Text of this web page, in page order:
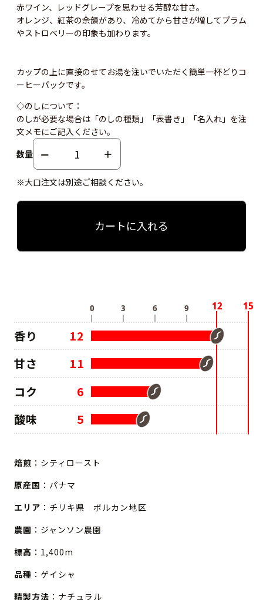
赤ワイン、レッドグレープを思わせる芳醇な甘さ。
オレンジ、紅茶の余韻があり、冷めてから甘さが増してプラム
やストロベリーの印象も加わります。
カップの上に直接のせてお湯を注いでいただく簡単一杯どりコ
ーヒーパックです。
◇のしについて：
のしが必要な場合は「のしの種類」「表書き」「名入れ」を注
文メモにご記入ください。
数量
※大口注文は別途ご相談ください。
カートに入れる
香り
12
甘さ
11
コク
6
酸味
5
焙煎 ：シティロースト
原産国 ：パナマ
エリア ：チリキ県 ボルカン地区
農園 ：ジャンソン農園
標高 ：1,400m
品種 ：ゲイシャ
精製方法 ：ナチュラル